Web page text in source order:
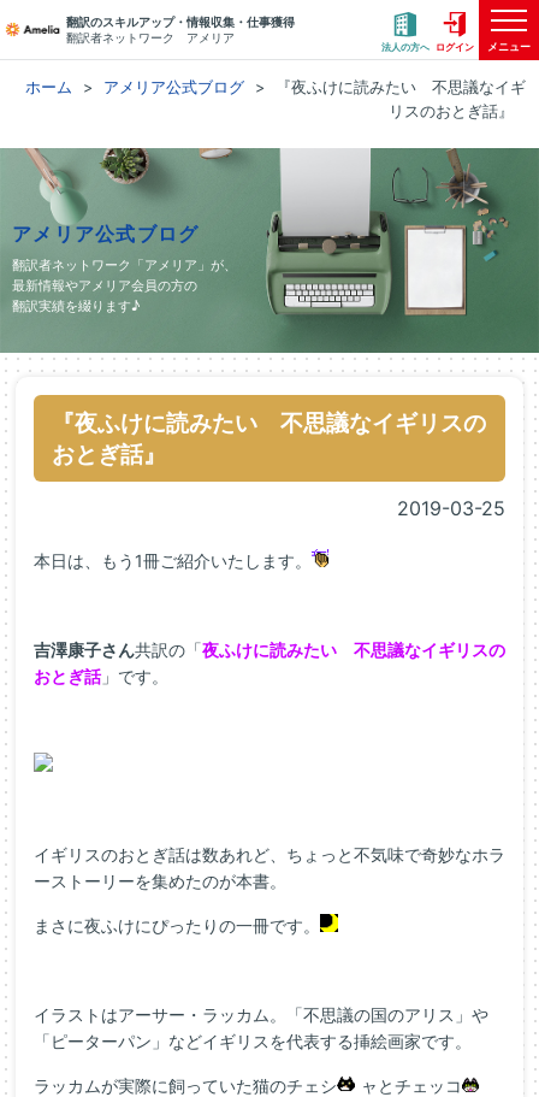
翻訳のスキルアップ・情報収集・仕事獲得
翻訳者ネットワーク アメリア
法人の方へ ログイン メニュー
ホーム アメリア公式ブログ
『夜ふけに読みたい 不思議なイギ
リスのおとぎ話』
アメリア公式ブログ
翻訳者ネットワーク「アメリア」が、
最新情報やアメリア会員の方の
翻訳実績を綴ります♪
『夜ふけに読みたい 不思議なイギリスの
おとぎ話』
2019-03-25
本日は、もう1冊ご紹介いたします。
吉澤康子さん共訳の「夜ふけに読みたい 不思議なイギリスの
おとぎ話」です。
イギリスのおとぎ話は数あれど、ちょっと不気味で奇妙なホラ
ーストーリーを集めたのが本書。
まさに夜ふけにぴったりの一冊です。
イラストはアーサー・ラッカム。「不思議の国のアリス」や
「ピーターパン」などイギリスを代表する挿絵画家です。
ラッカムが実際に飼っていた猫のチェシ
ャとチェッコ